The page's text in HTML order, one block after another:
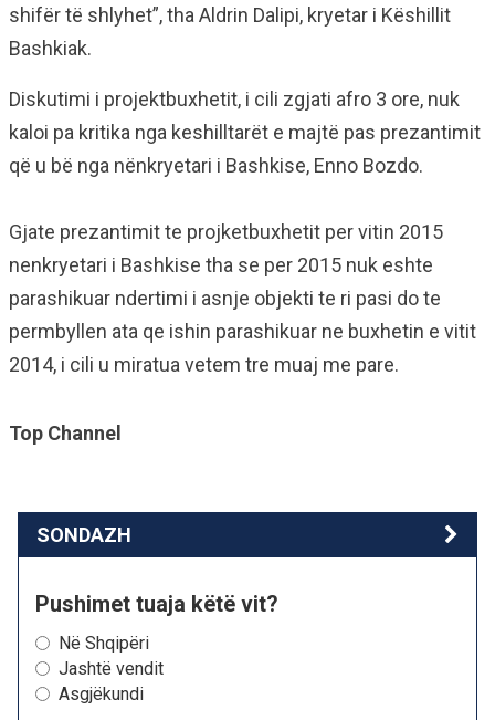
shifër të shlyhet”, tha Aldrin Dalipi, kryetar i Këshillit
Bashkiak.
Diskutimi i projektbuxhetit, i cili zgjati afro 3 ore, nuk
kaloi pa kritika nga keshilltarët e majtë pas prezantimit
që u bë nga nënkryetari i Bashkise, Enno Bozdo.
Gjate prezantimit te projketbuxhetit per vitin 2015
nenkryetari i Bashkise tha se per 2015 nuk eshte
parashikuar ndertimi i asnje objekti te ri pasi do te
permbyllen ata qe ishin parashikuar ne buxhetin e vitit
2014, i cili u miratua vetem tre muaj me pare.
Top Channel
SONDAZH
Pushimet tuaja këtë vit?
Në Shqipëri
Jashtë vendit
Asgjëkundi